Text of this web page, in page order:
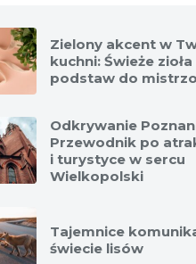
Zielony akcent w
kuchni: Świeże
podstaw do
Odkrywanie
Przewodnik po
i turystyce w sercu
Wielkopolski
Tajemnice
świecie lisów